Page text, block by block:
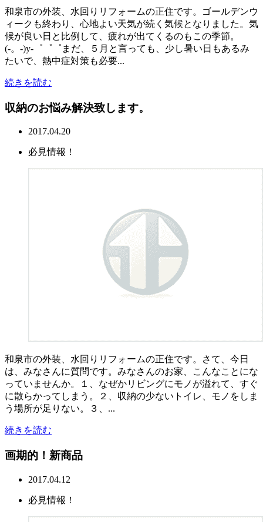
和泉市の外装、水回りリフォームの正住です。ゴールデンウ
ィークも終わり、心地よい天気が続く気候となりました。気
候が良い日と比例して、疲れが出てくるのもこの季節。
(-。-)y-゜゜゜まだ、５月と言っても、少し暑い日もあるみ
たいで、熱中症対策も必要...
続きを読む
収納のお悩み解決致します。
2017.04.20
必見情報！
和泉市の外装、水回りリフォームの正住です。さて、今日
は、みなさんに質問です。みなさんのお家、こんなことにな
っていませんか。１、なぜかリビングにモノが溢れて、すぐ
に散らかってしまう。２、収納の少ないトイレ、モノをしま
う場所が足りない。３、...
続きを読む
画期的！新商品
2017.04.12
必見情報！